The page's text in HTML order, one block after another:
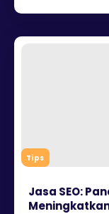
Tips
Jasa SEO: